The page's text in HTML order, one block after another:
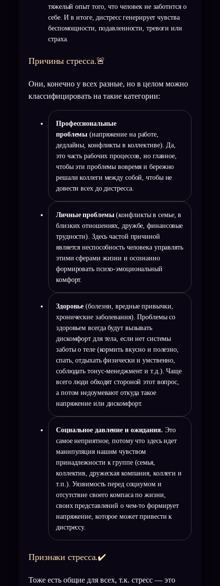
тяжелый опыт того, что человек не заботится о
себе. И в итоге, дистресс генерирует чувства
беспомощности, подавленности, тревоги или
страха.
Причины стресса.🚨
Они, конечно у всех разные, но в целом можно
классифицировать на такие категории:
Профессиональные
проблемы (напряжение на работе,
дедлайны, конфликты в коллективе). Да,
это часть рабочих процессов, но главное,
чтобы эти проблемы вовремя и бережно
решали коллеги между собой, чтобы не
довести всех до дистресса.
Личные проблемы(конфликты в семье, в
близких отношениях, дружбе, финансовые
трудности). Здесь частой причиной
является неспособность человека управлять
этими сферами жизни и осознанно
формировать психо-эмоциональный
комфорт.
Здоровье (болезни, вредные привычки,
хронические заболевания). Проблемы со
здоровьем всегда будут вызывать
дискомфорт для тела, если нет системы
заботы о теле (кормить вкусно и полезно,
спать, отдыхать физически и умственно,
соблюдать тонус-менеджмент и т.д.). Чаще
всего люди обходят стороной этот вопрос,
а потом недоумевают откуда такое
напряжение или дискомфорт.
Социальное давление и ожидания. Это
самое неприятное, потому что здесь идет
манипуляция нашим чувством
принадлежности к группе (семья,
коллектив, дружеская компания, коллеги и
т.п.). Уязвимость перед социумом и
отсутствие своего компаса по жизни,
своих представлений о чем-то формирует
напряжение, которое может привести к
дистрессу.
Признаки стресса.✔️
Тоже есть общие для всех, т.к. стресс — это